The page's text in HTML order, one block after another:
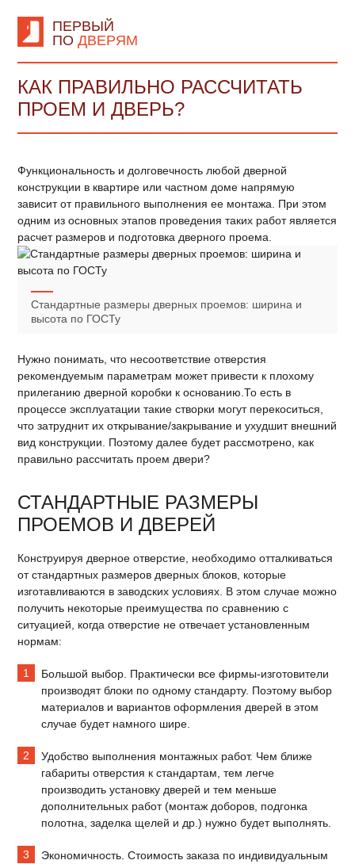
ПЕРВЫЙ
ПО ДВЕРЯМ
КАК ПРАВИЛЬНО РАССЧИТАТЬ
ПРОЕМ И ДВЕРЬ?
Функциональность и долговечность любой дверной
конструкции в квартире или частном доме напрямую
зависит от правильного выполнения ее монтажа. При этом
одним из основных этапов проведения таких работ является
расчет размеров и подготовка дверного проема.
Стандартные размеры дверных проемов: ширина и
высота по ГОСТу
Нужно понимать, что несоответствие отверстия
рекомендуемым параметрам может привести к плохому
прилеганию дверной коробки к основанию.То есть в
процессе эксплуатации такие створки могут перекоситься,
что затруднит их открывание/закрывание и ухудшит внешний
вид конструкции. Поэтому далее будет рассмотрено, как
правильно рассчитать проем двери?
СТАНДАРТНЫЕ РАЗМЕРЫ
ПРОЕМОВ И ДВЕРЕЙ
Конструируя дверное отверстие, необходимо отталкиваться
от стандартных размеров дверных блоков, которые
изготавливаются в заводских условиях. В этом случае можно
получить некоторые преимущества по сравнению с
ситуацией, когда отверстие не отвечает установленным
нормам:
Большой выбор. Практически все фирмы-изготовители
производят блоки по одному стандарту. Поэтому выбор
материалов и вариантов оформления дверей в этом
случае будет намного шире.
Удобство выполнения монтажных работ. Чем ближе
габариты отверстия к стандартам, тем легче
производить установку дверей и тем меньше
дополнительных работ (монтаж доборов, подгонка
полотна, заделка щелей и др.) нужно будет выполнять.
Экономичность. Стоимость заказа по индивидуальным